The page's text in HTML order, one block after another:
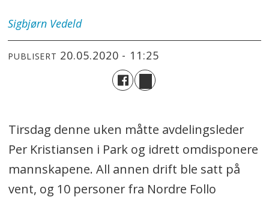
Sigbjørn Vedeld
PUBLISERT 20.05.2020 - 11:25
Tirsdag denne uken måtte avdelingsleder
Per Kristiansen i Park og idrett omdisponere
mannskapene. All annen drift ble satt på
vent, og 10 personer fra Nordre Follo